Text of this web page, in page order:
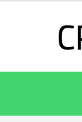
الرئيسي